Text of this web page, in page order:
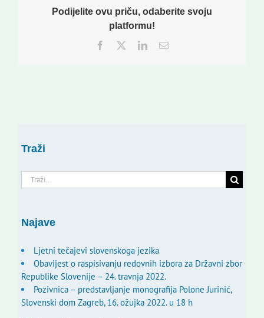
Podijelite ovu priču, odaberite svoju
platformu!
Facebook
TwitterLinkedInEmail:
Traži
Traži...
Najave
Ljetni tečajevi slovenskoga jezika
Obavijest o raspisivanju redovnih izbora za Državni zbor
Republike Slovenije – 24. travnja 2022.
Pozivnica – predstavljanje monografija Polone Jurinić,
Slovenski dom Zagreb, 16. ožujka 2022. u 18 h